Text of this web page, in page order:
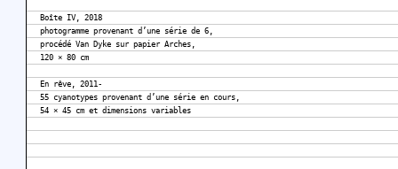
Boîte IV, 2018
photogramme provenant d’une série de 6,
procédé Van Dyke sur papier Arches,
120 × 80 cm
En rêve, 2011-
55 cyanotypes provenant d’une série en cours,
54 × 45 cm et dimensions variables